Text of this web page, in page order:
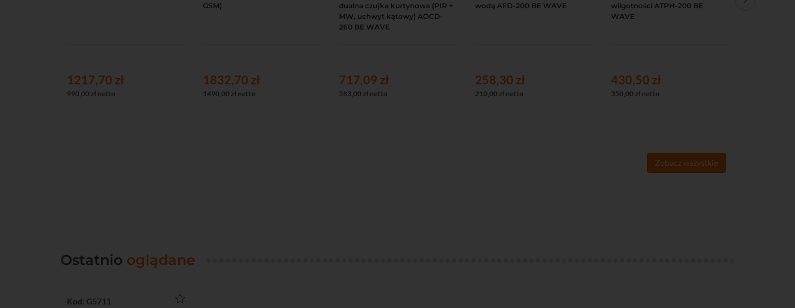
1217,70 zł
990,00 zł netto
GSM)
1832,70 zł
1490,00 zł netto
dualna czujka kurtynowa (PIR +
MW, uchwyt kątowy) AOCD-
260 BE WAVE
717,09 zł
583,00 zł netto
wodą AFD-200 BE WAVE
258,30 zł
210,00 zł netto
wilgotności ATPH-200 BE
WAVE
430,50 zł
350,00 zł netto
Zobacz wszystkie
Ostatnio oglądane
Kod: G5711